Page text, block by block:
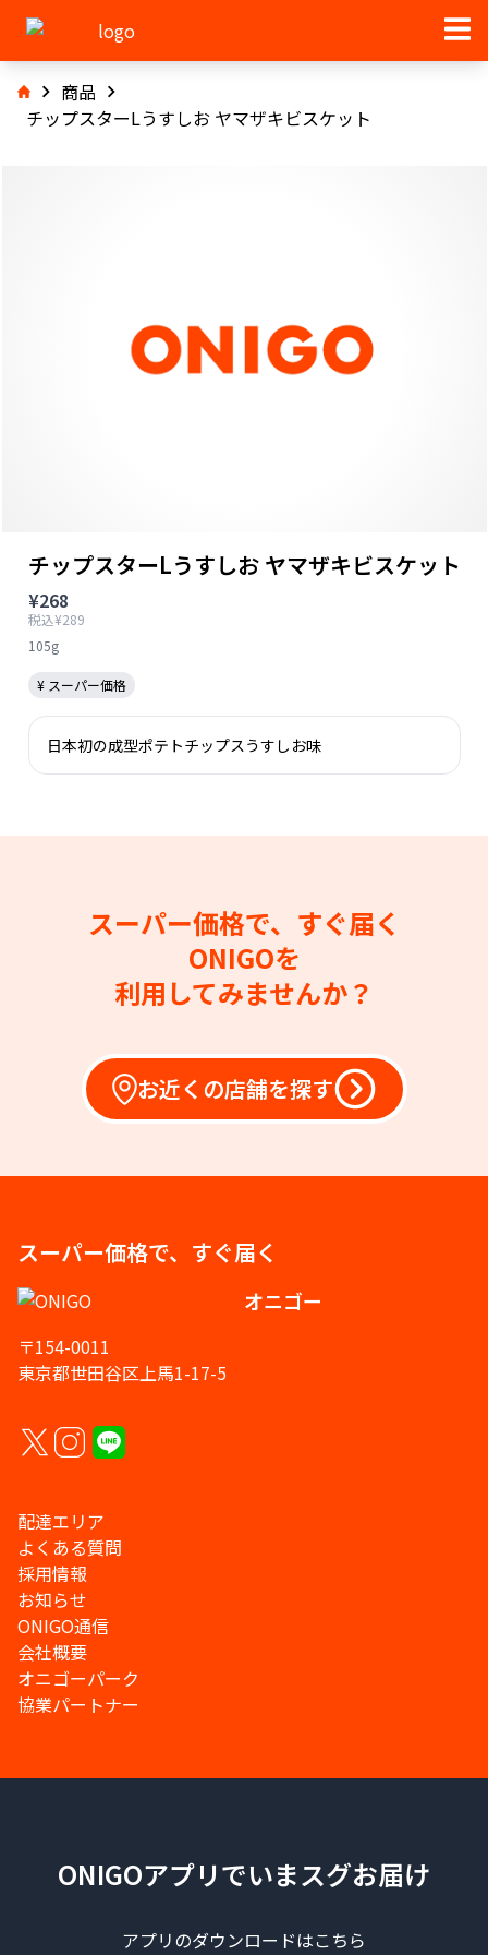
商品
チップスターLうすしお ヤマザキビスケット
チップスターLうすしお ヤマザキビスケット
¥268
税込¥289
105g
¥ スーパー価格
日本初の成型ポテトチップスうすしお味
スーパー価格で、すぐ届く
ONIGOを
利用してみませんか？
お近くの店舗を探す
スーパー価格で、すぐ届く
オニゴー
〒154-0011
東京都世田谷区上馬1-17-5
配達エリア
よくある質問
採用情報
お知らせ
ONIGO通信
会社概要
オニゴーパーク
協業パートナー
ONIGOアプリでいまスグお届け
アプリのダウンロードはこちら